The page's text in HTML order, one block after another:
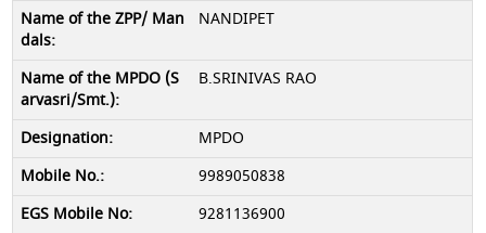
NANDIPET
B.SRINIVAS RAO
MPDO
9989050838
9281136900